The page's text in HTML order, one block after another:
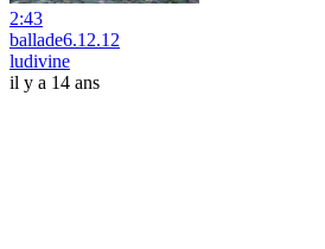
2:43
ballade6.12.12
ludivine
il y a 14 ans